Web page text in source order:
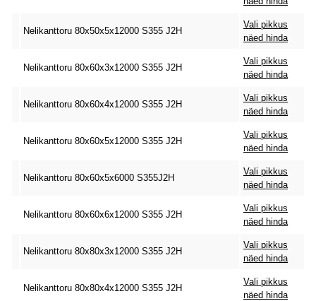
Nelikanttoru 80x50x5x12000 S355 J2H
Vali pikkus
näed hinda
Nelikanttoru 80x60x3x12000 S355 J2H
Vali pikkus
näed hinda
Nelikanttoru 80x60x4x12000 S355 J2H
Vali pikkus
näed hinda
Nelikanttoru 80x60x5x12000 S355 J2H
Vali pikkus
näed hinda
Nelikanttoru 80x60x5x6000 S355J2H
Vali pikkus
näed hinda
Nelikanttoru 80x60x6x12000 S355 J2H
Vali pikkus
näed hinda
Nelikanttoru 80x80x3x12000 S355 J2H
Vali pikkus
näed hinda
Nelikanttoru 80x80x4x12000 S355 J2H
Vali pikkus
näed hinda